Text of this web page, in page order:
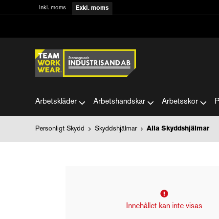
Inkl. moms Exkl. moms
Arbetskläder Arbetshandskar Arbetsskor
Personligt Skydd Skyddshjälmar Alla Skyddshjälmar
Innehållet kan inte visas